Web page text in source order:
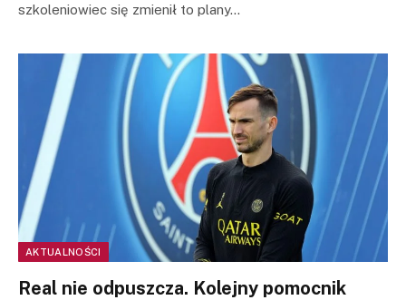
szkoleniowiec się zmienił to plany…
AKTUALNOŚCI
Real nie odpuszcza. Kolejny pomocnik